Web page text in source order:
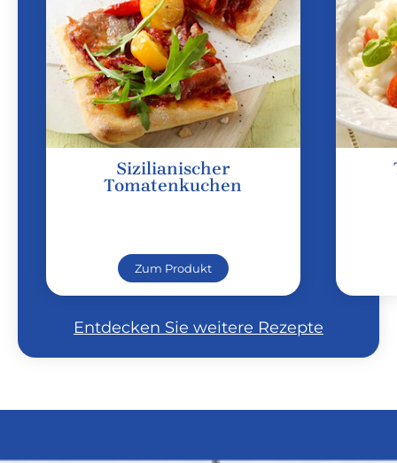
Sizilianischer
Tomatenkuchen
Zum Produkt
Entdecken Sie weitere Rezepte